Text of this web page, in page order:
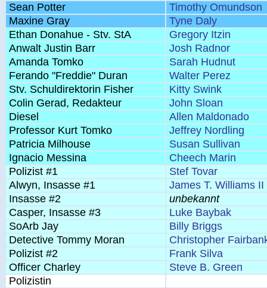
Sean Potter
Timothy Omundson
Maxine Gray
Tyne Daly
Ethan Donahue - Stv. StA
Gregory Itzin
Anwalt Justin Barr
Josh Radnor
Amanda Tomko
Sarah Hudnut
Ferando "Freddie" Duran
Walter Perez
Stv. Schuldirektorin Fisher
Kitty Swink
Colin Gerad, Redakteur
John Sloan
Diesel
Allen Maldonado
Professor Kurt Tomko
Jeffrey Nordling
Patricia Milhouse
Susan Sullivan
Ignacio Messina
Cheech Marin
Polizist #1
Stef Tovar
Alwyn, Insasse #1
James T. Williams II
Insasse #2
unbekannt
Casper, Insasse #3
Luke Baybak
SoArb Jay
Billy Briggs
Detective Tommy Moran
Christopher
Polizist #2
Frank Silva
Officer Charley
Steve B. Green
Polizistin